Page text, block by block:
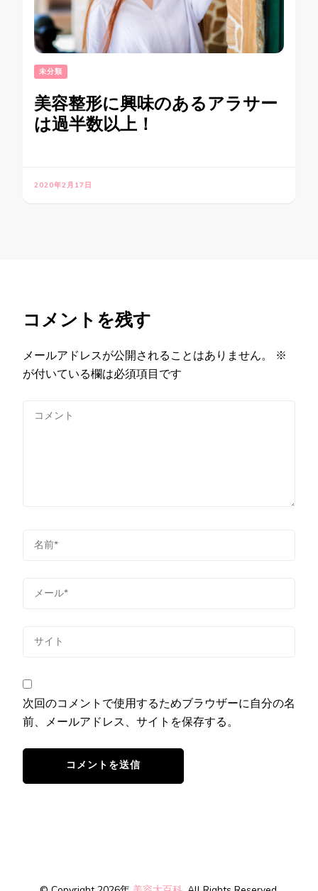
未分類
美容整形に興味のあるアラサー
は過半数以上！
2020年2月17日
コメントを残す
メールアドレスが公開されることはありません。
※
が付いている欄は必須項目です
次回のコメントで使用するためブラウザーに自分の名
前、メールアドレス、サイトを保存する。